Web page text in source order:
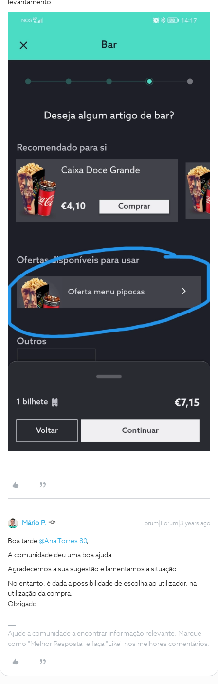
levantamento.
Mário P. Forum|Forum|3 years ago
Boa tarde @Ana Torres 80,
A comunidade deu uma boa ajuda.
Agradecemos a sua sugestão e lamentamos a situação.
No entanto, é dada a possibilidade de escolha ao utilizador, na
utilização da compra.
Obrigado
Ajude a comunidade a encontrar informação relevante. Marque
como "Melhor Resposta" e faça "Like" nos melhores comentários.